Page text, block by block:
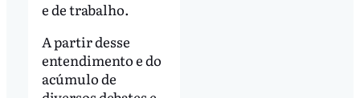
e de trabalho.
A partir desse
entendimento e do
acúmulo de